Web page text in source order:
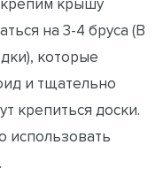
крышу
на 3-4 бруса (В
которые
и тщательно
крепиться доски.
использовать